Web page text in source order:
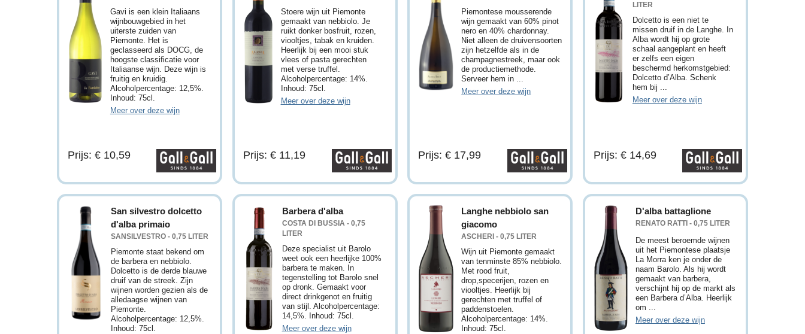
Gavi is een klein Italiaans
wijnbouwgebied in het
uiterste zuiden van
Piemonte. Het is
geclasseerd als DOCG, de
hoogste classificatie voor
Italiaanse wijn. Deze wijn is
fruitig en kruidig.
Alcoholpercentage: 12,5%.
Inhoud: 75cl.
Meer over deze wijn
Prijs: € 10,59
Stoere wijn uit Piemonte
gemaakt van nebbiolo. Je
ruikt donker bosfruit, rozen,
viooltjes, tabak en kruiden.
Heerlijk bij een mooi stuk
vlees of pasta gerechten
met verse truffel.
Alcoholpercentage: 14%.
Inhoud: 75cl.
Meer over deze wijn
Prijs: € 11,19
Piemontese mousserende
wijn gemaakt van 60% pinot
nero en 40% chardonnay.
Niet alleen de druivensoorten
zijn hetzelfde als in de
champagnestreek, maar ook
de productiemethode.
Serveer hem in ...
Meer over deze wijn
Prijs: € 17,99
LITER
Dolcetto is een niet te
missen druif in de Langhe. In
Alba wordt hij op grote
schaal aangeplant en heeft
er zelfs een eigen
beschermd herkomstgebied:
Dolcetto d’Alba. Schenk
hem bij ...
Meer over deze wijn
Prijs: € 14,69
San silvestro dolcetto
d'alba primaio
SANSILVESTRO - 0,75 LITER
Piemonte staat bekend om
de barbera en nebbiolo.
Dolcetto is de derde blauwe
druif van de streek. Zijn
wijnen worden gezien als de
alledaagse wijnen van
Piemonte.
Alcoholpercentage: 12,5%.
Inhoud: 75cl.
Barbera d'alba
COSTA DI BUSSIA - 0,75
LITER
Deze specialist uit Barolo
weet ook een heerlijke 100%
barbera te maken. In
tegenstelling tot Barolo snel
op dronk. Gemaakt voor
direct drinkgenot en fruitig
van stijl. Alcoholpercentage:
14,5%. Inhoud: 75cl.
Meer over deze wijn
Langhe nebbiolo san
giacomo
ASCHERI - 0,75 LITER
Wijn uit Piemonte gemaakt
van tenminste 85% nebbiolo.
Met rood fruit,
drop,specerijen, rozen en
viooltjes. Heerlijk bij
gerechten met truffel of
paddenstoelen.
Alcoholpercentage: 14%.
Inhoud: 75cl.
D'alba battaglione
RENATO RATTI - 0,75 LITER
De meest beroemde wijnen
uit het Piemontese plaatsje
La Morra ken je onder de
naam Barolo. Als hij wordt
gemaakt van barbera,
verschijnt hij op de markt als
een Barbera d’Alba. Heerlijk
om ...
Meer over deze wijn